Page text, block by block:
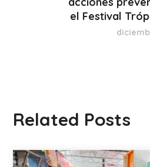
el Festival
Related Posts